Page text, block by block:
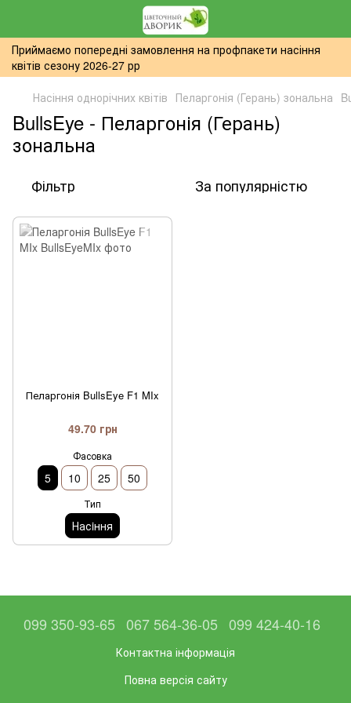
Приймаємо попередні замовлення на профпакети насіння
квітів сезону 2026-27 рр
Насіння однорічних квітів Пеларгонія (Герань) зональна
BullsEye - Пеларгонія (Герань)
зональна
Фільтр За популярністю
Пеларгонія BullsEye F1 MIx
49.70 грн
Фасовка
5 10 25 50
Тип
Насiння
099 350-93-65 067 564-36-05 099 424-40-16
Контактна інформація
Повна версія сайту